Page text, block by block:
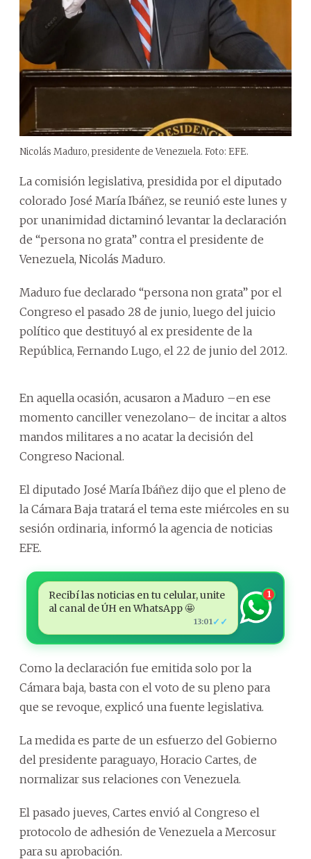
Nicolás Maduro, presidente de Venezuela. Foto: EFE.
La comisión legislativa, presidida por el diputado
colorado José María Ibáñez, se reunió este lunes y
por unanimidad dictaminó levantar la declaración
de “persona no grata” contra el presidente de
Venezuela, Nicolás Maduro.
Maduro fue declarado “persona non grata” por el
Congreso el pasado 28 de junio, luego del juicio
político que destituyó al ex presidente de la
República, Fernando Lugo, el 22 de junio del 2012.
En aquella ocasión, acusaron a Maduro –en ese
momento canciller venezolano– de incitar a altos
mandos militares a no acatar la decisión del
Congreso Nacional.
El diputado José María Ibáñez dijo que el pleno de
la Cámara Baja tratará el tema este miércoles en su
sesión ordinaria, informó la agencia de noticias
EFE.
Recibí las noticias en tu celular, unite
al canal de ÚH en WhatsApp 🤩
13:01 ✓✓
1
Como la declaración fue emitida solo por la
Cámara baja, basta con el voto de su pleno para
que se revoque, explicó una fuente legislativa.
La medida es parte de un esfuerzo del Gobierno
del presidente paraguayo, Horacio Cartes, de
normalizar sus relaciones con Venezuela.
El pasado jueves, Cartes envió al Congreso el
protocolo de adhesión de Venezuela a Mercosur
para su aprobación.